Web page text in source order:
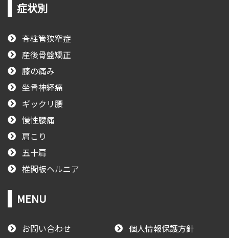
症状別
脊柱管狭窄症
産後骨盤矯正
膝の痛み
坐骨神経痛
ギックリ腰
慢性腰痛
肩こり
五十肩
椎間板ヘルニア
MENU
お問い合わせ
個人情報保護方針